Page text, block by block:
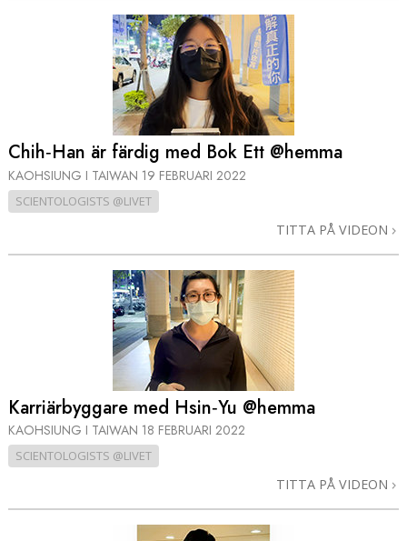
Chih‑Han är färdig med Bok Ett @hemma
KAOHSIUNG I TAIWAN 19 FEBRUARI 2022
SCIENTOLOGISTS @LIVET
TITTA PÅ VIDEON
Karriärbyggare med Hsin‑Yu @hemma
KAOHSIUNG I TAIWAN 18 FEBRUARI 2022
SCIENTOLOGISTS @LIVET
TITTA PÅ VIDEON